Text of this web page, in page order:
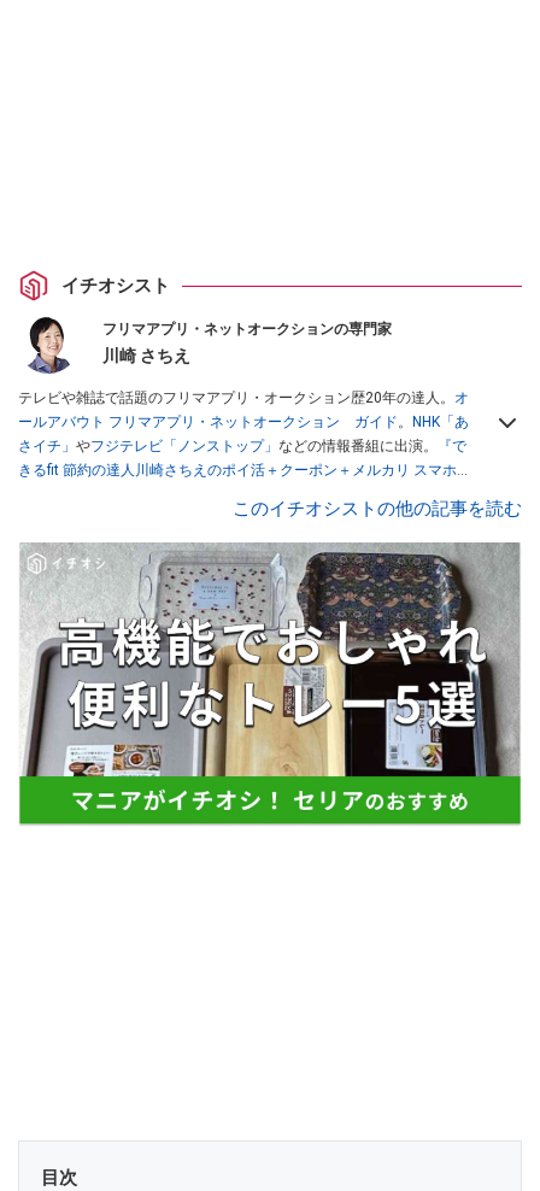
イチオシスト
フリマアプリ・ネットオークションの専門家
川崎 さちえ
テレビや雑誌で話題のフリマアプリ・オークション歴20年の達人。 オ
ールアバウト フリマアプリ・ネットオークション ガイド。
NHK「あ
さイチ」 やフジテレビ「ノンストップ」 などの情報番組に出演。
『で
きるfit 節約の達人川崎さちえのポイ活＋クーポン＋メルカリ スマホで
スマホ1つでスキマ時間に効率的に稼ぐ！』（翔泳社刊） ほか著書多
数。ブログは「川崎さちえのごちゃまぜ日記」。
■経歴：2003年、夫が子育てをするために、突然会社を辞める。翌月
からの給料が０円になり、家にいながら、しかも空いた時間でできる
オークションに目をつける。しかし、取引の仕方がわからずに、まず
は落札者として参加。その後、出品者側にまわり、家の中の物を出品
しまくる。出品する物がほぼなくなってからは、仕入れを経験。ネッ
トオークションを生活の一部に取り入れるべく、「ネットオークショ
ンやフリマアプリは生活のインフラになる」という考えを持つ。また
消費税増税の社会においては、ネットオークションやフリマアプリが
家計の救世主になりえると考え、業者とは違う視点でユーザーとして
このイチオシストの他の記事を読む
目次